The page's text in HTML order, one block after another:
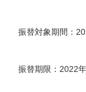
振替対象期間：
振替期限：2022